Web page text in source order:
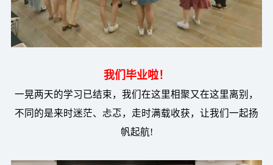
我们毕业啦！
一晃两天的学习已结束，我们在这里相聚又在这里离别，
不同的是来时迷茫、忐忑，走时满载收获，让我们一起扬
帆起航!